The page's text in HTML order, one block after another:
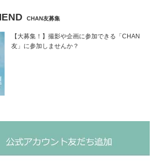
CHAN友募集
【大募集！】撮影や企画に参加できる「CHAN
友」に参加しませんか？